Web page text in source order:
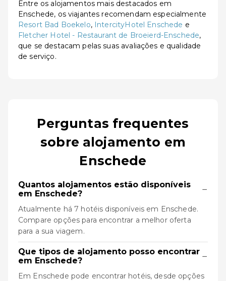
Entre os alojamentos mais destacados em
Enschede, os viajantes recomendam especialmente
Resort Bad Boekelo, IntercityHotel Enschede e
Fletcher Hotel - Restaurant de Broeierd-Enschede,
que se destacam pelas suas avaliações e qualidade
de serviço.
Perguntas frequentes
sobre alojamento em
Enschede
Quantos alojamentos estão disponíveis
em Enschede?
−
Atualmente há 7 hotéis disponíveis em Enschede.
Compare opções para encontrar a melhor oferta
para a sua viagem.
Que tipos de alojamento posso encontrar
em Enschede?
−
Em Enschede pode encontrar hotéis, desde opções